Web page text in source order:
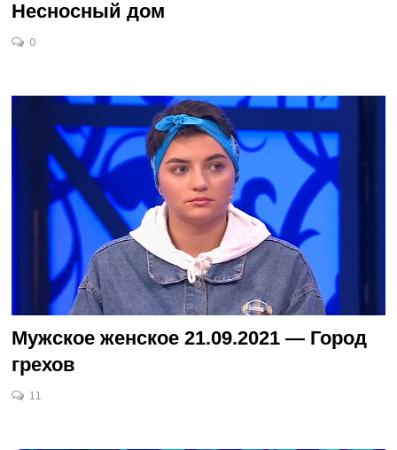
Несносный дом
0
Мужское женское 21.09.2021 — Город
грехов
11